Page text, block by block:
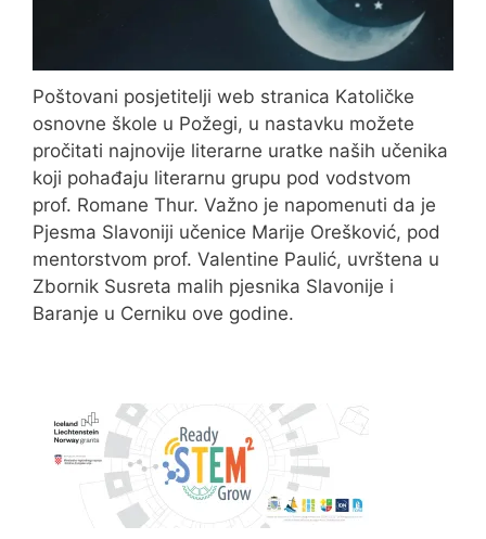
Poštovani posjetitelji web stranica Katoličke
osnovne škole u Požegi, u nastavku možete
pročitati najnovije literarne uratke naših učenika
koji pohađaju literarnu grupu pod vodstvom
prof. Romane Thur. Važno je napomenuti da je
Pjesma Slavoniji učenice Marije Orešković, pod
mentorstvom prof. Valentine Paulić, uvrštena u
Zbornik Susreta malih pjesnika Slavonije i
Baranje u Cerniku ove godine.